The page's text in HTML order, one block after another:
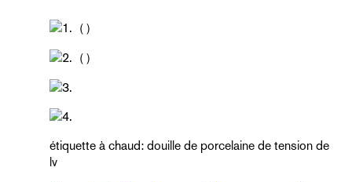
étiquette à chaud: douille de porcelaine de tension de
lv